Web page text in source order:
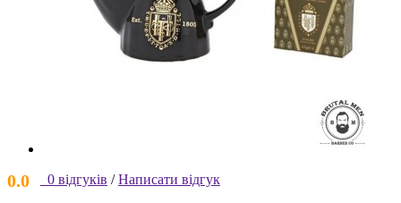
0.0 0 відгуків / Написати відгук